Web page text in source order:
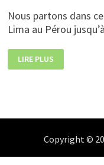
Nous partons dans
Lima au Pérou
INTERVIEW
DE
VOYAGEURS
LIRE PLUS
Copyright ©